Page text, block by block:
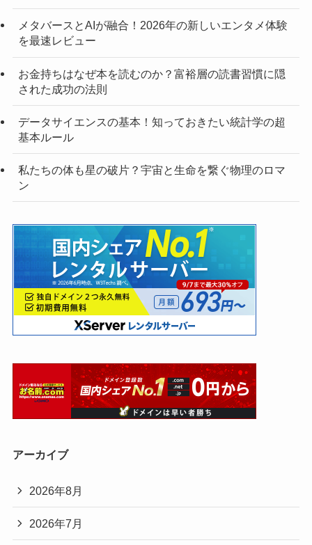
メタバースとAIが融合！2026年の新しいエンタメ体験
を最速レビュー
お金持ちはなぜ本を読むのか？富裕層の読書習慣に隠
された成功の法則
データサイエンスの基本！知っておきたい統計学の超
基本ルール
私たちの体も星の破片？宇宙と生命を繋ぐ物理のロマ
ン
アーカイブ
2026年8月
2026年7月